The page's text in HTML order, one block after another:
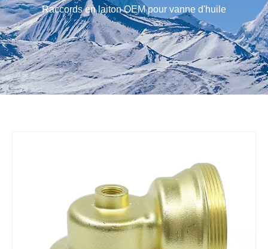
Raccords en laiton OEM pour vanne d'huile